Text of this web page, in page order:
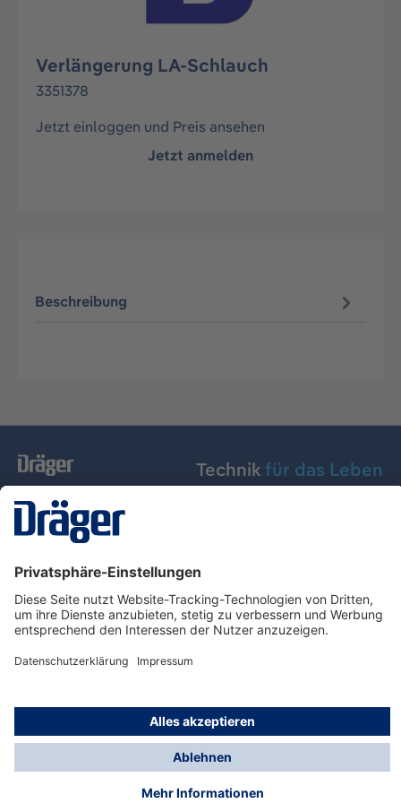
Verlängerung LA-Schlauch
3351378
Jetzt einloggen und Preis ansehen
Jetzt anmelden
Beschreibung
Technik für das Leben
Dräger Austria GmbH
Über Dräger
Informationen
© Dräger Austria GmbH, 2024
* Alle Preise exkl. gesetzl. Mehrwertsteuer zzgl.
Versandkosten und ggf. Nachnahmegebühren, wenn
nicht anders angegeben.